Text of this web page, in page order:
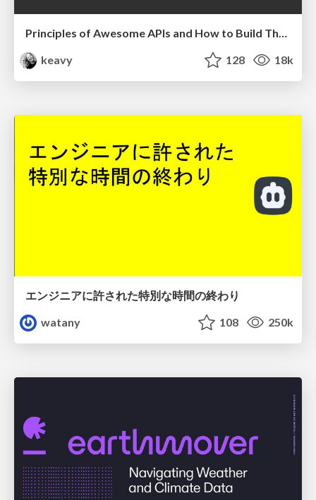
Principles of Awesome APIs and How to Build Them.
keavy
128 18k
エンジニアに許された特別な時間の終わり
watany
108 250k